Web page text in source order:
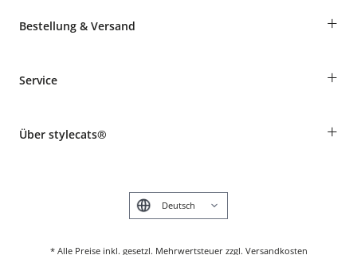
Bestellung & Versand +
Informationen zur Lieferung
Produkte reklamieren und zurücksenden
Service +
Tierkrankenversicherung
Über stylecats® +
* Alle Preise inkl. gesetzl. Mehrwertsteuer zzgl. Versandkosten
English